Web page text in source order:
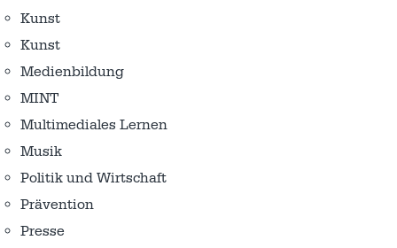
Kunst
Kunst
Medienbildung
MINT
Multimediales Lernen
Musik
Politik und Wirtschaft
Prävention
Presse